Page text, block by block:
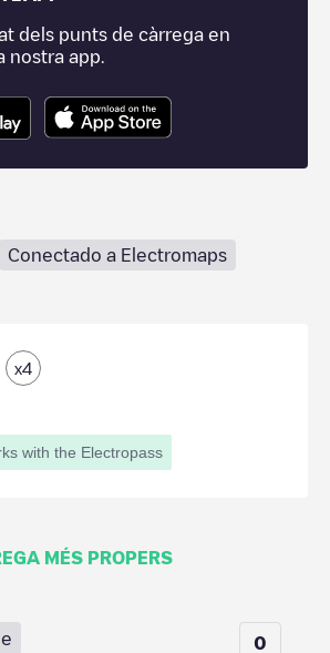
dels punts de càrrega en
nostra app.
Conectado a Electromaps
x4
with the Electropass
MÉS PROPERS
0